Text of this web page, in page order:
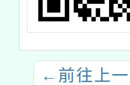
← 前往上